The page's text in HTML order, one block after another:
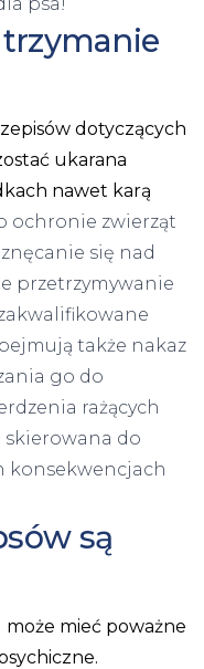
trzymanie
dotyczących
ukarana
nawet karą
ochronie zwierząt
się nad
przetrzymywanie
także nakaz
go do
rażących
skierowana do
konsekwencjach
są
mieć poważne